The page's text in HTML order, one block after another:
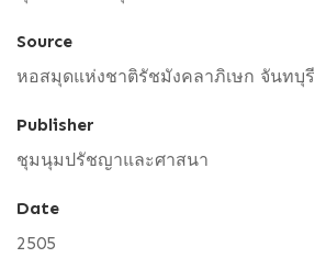
Source
หอสมุดแห่งชาติรัชมังคลาภิเษก จันทบุรี
Publisher
ชุมนุมปรัชญาและศาสนา
Date
2505